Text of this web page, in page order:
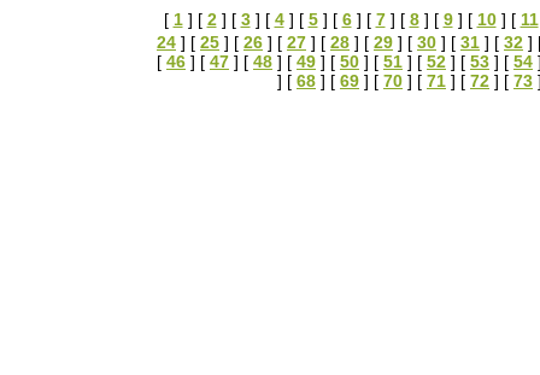
[ 1] [ 2] [ 3] [ 4] [ 5] [ 6] [ 7] [ 8] [ 9] [ 10] [ 11
24 ] [ 25 ] [ 26 ] [ 27 ] [ 28 ] [ 29 ] [ 30 ] [ 31 ] [ 32 ]
[ 46 ] [ 47 ] [ 48 ] [ 49 ] [ 50 ] [ 51 ] [ 52 ] [ 53 ] [ 54
] [ 68 ] [ 69 ] [ 70 ] [ 71 ] [ 72 ] [ 73